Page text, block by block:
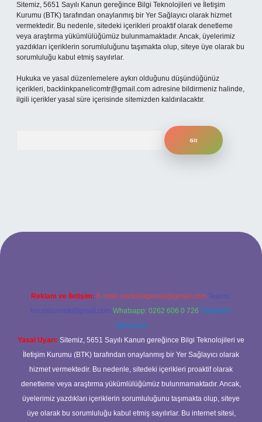
Sitemiz, 5651 Sayılı Kanun gereğince Bilgi Teknolojileri ve İletişim
Kurumu (BTK) tarafından onaylanmış bir Yer Sağlayıcı olarak hizmet
vermektedir. Bu nedenle, sitedeki içerikleri proaktif olarak denetleme
veya araştırma yükümlülüğümüz bulunmamaktadır. Ancak, üyelerimiz
yazdıkları içeriklerin sorumluluğunu taşımakta olup, siteye üye olarak bu
sorumluluğu kabul etmiş sayılırlar.
Hukuka ve yasal düzenlemelere aykırı olduğunu düşündüğünüz
içerikleri, backlinkpanelicomtr@gmail.com adresine bildirmeniz halinde,
ilgili içerikler yasal süre içerisinde sitemizden kaldırılacaktır.
Reklam ve İletişim: E-mail: backlinkpaneli@gmail.com Teams:
forumhizmeti@gmail.com Whatsapp: 0262 606 0 726 Telegram:
@karabul
Yasal Uyarı: Sitemiz, 5651 Sayılı Kanun gereğince Bilgi Teknolojileri ve
İletişim Kurumu (BTK) tarafından onaylanmış bir Yer Sağlayıcı olarak
hizmet vermektedir. Bu nedenle, sitedeki içerikleri proaktif olarak
denetleme veya araştırma yükümlülüğümüz bulunmamaktadır. Ancak,
üyelerimiz yazdıkları içeriklerin sorumluluğunu taşımakta olup, siteye
üye olarak bu sorumluluğu kabul etmiş sayılırlar. Bu internet sitesi,